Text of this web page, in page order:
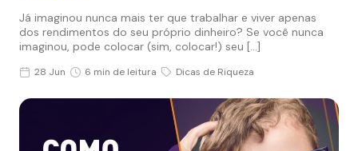
Já imaginou nunca mais ter que trabalhar e viver apenas
dos rendimentos do seu próprio dinheiro? Se você nunca
imaginou, pode colocar (sim, colocar!) seu […]
28 Jun 6 min de leitura Dicas de Riqueza